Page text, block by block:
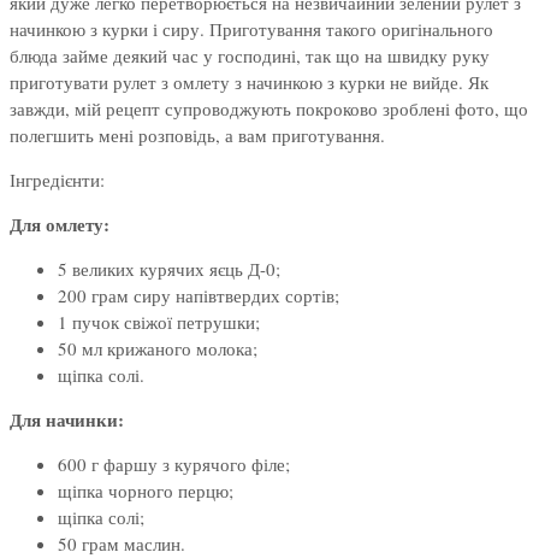
начинкою з курки і сиру. Приготування такого оригінального
блюда займе деякий час у господині, так що на швидку руку
приготувати рулет з омлету з начинкою з курки не вийде. Як
завжди, мій рецепт супроводжують покроково зроблені фото, що
полегшить мені розповідь, а вам приготування.
Інгредієнти:
Для омлету:
5 великих курячих яєць Д-0;
200 грам сиру напівтвердих сортів;
1 пучок свіжої петрушки;
50 мл крижаного молока;
щіпка солі.
Для начинки:
600 г фаршу з курячого філе;
щіпка чорного перцю;
щіпка солі;
50 грам маслин.